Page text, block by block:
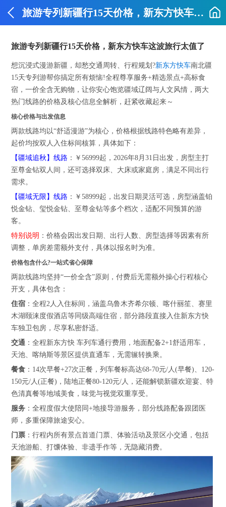
旅游专列新疆行15天价格，新东方快车这波旅行太值了
旅游专列新疆行15天价格，新东方快车这波旅行太值了
想沉浸式漫游新疆，却愁交通周转、行程规划?新东方快车南北疆
15天专列游帮你搞定所有烦恼!全程尊享服务+精选景点+高标食
宿，一价全含无购物，让你安心饱览疆域辽阔与人文风情，两大
热门线路的价格及核心信息全解析，赶紧收藏起来～
核心价格与出发信息
两款线路均以“舒适漫游”为核心，价格根据线路特色略有差异，
起价均按双人入住标间核算，具体如下：
【疆域追秋】线路 ：￥56999起，2026年8月31日出发，房型主打
至尊金钻双人间，还可选择双床、大床或家庭房，满足不同出行
需求。
【疆域无限】线路 ：￥58999起，出发日期灵活可选，房型涵盖铂
悦金钻、玺悦金钻、至尊金钻等多个档次，适配不同预算的游
客。
特别说明 ：价格会因出发日期、出行人数、房型选择等因素有所
调整，单房差需额外支付，具体以报名时为准。
价格包含什么?一站式省心保障
两款线路均坚持“一价全含”原则，付费后无需额外操心行程核心
开支，具体包含：
住宿 ：全程2人入住标间，涵盖乌鲁木齐希尔顿、喀什丽笙、赛里
木湖颐涞度假酒店等同级高端住宿，部分路段直接入住新东方快
车独卫包房，尽享私密舒适。
交通 ：全程新东方快 车列车通行费用，地面配备2+1舒适用车，
天池、喀纳斯等景区提供直通车，无需辗转换乘。
餐食 ：14次早餐+27次正餐，列车餐标高达68-70元/人(早餐)、120-
150元/人(正餐)，陆地正餐80-120元/人，还能解锁新疆欢迎宴、特
色清真餐等地域美食，味觉与视觉双重享受。
服务 ：全程度假大使陪同+地接导游服务，部分线路配备跟团医
师，多重保障旅途安心。
门票 ：行程内所有景点首道门票、体验活动及景区小交通，包括
天池游船、打馕体验、非遗手作等，无隐藏消费。